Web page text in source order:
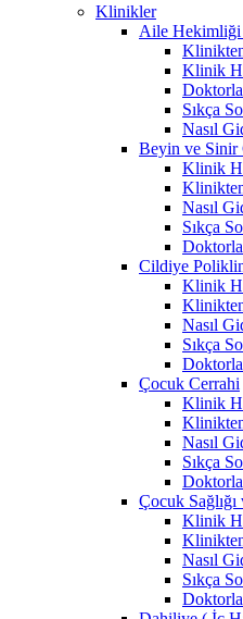
Klinikler
Aile Hekimliği
Klinik
Sıkça
Nasıl
Beyin ve Sinir
Klinik
Nasıl
Sıkça
Cildiye
Klinik
Nasıl
Sıkça
Çocuk Cerrahi
Klinik
Nasıl
Sıkça
Çocuk Sağlığı
Klinik
Nasıl
Sıkça